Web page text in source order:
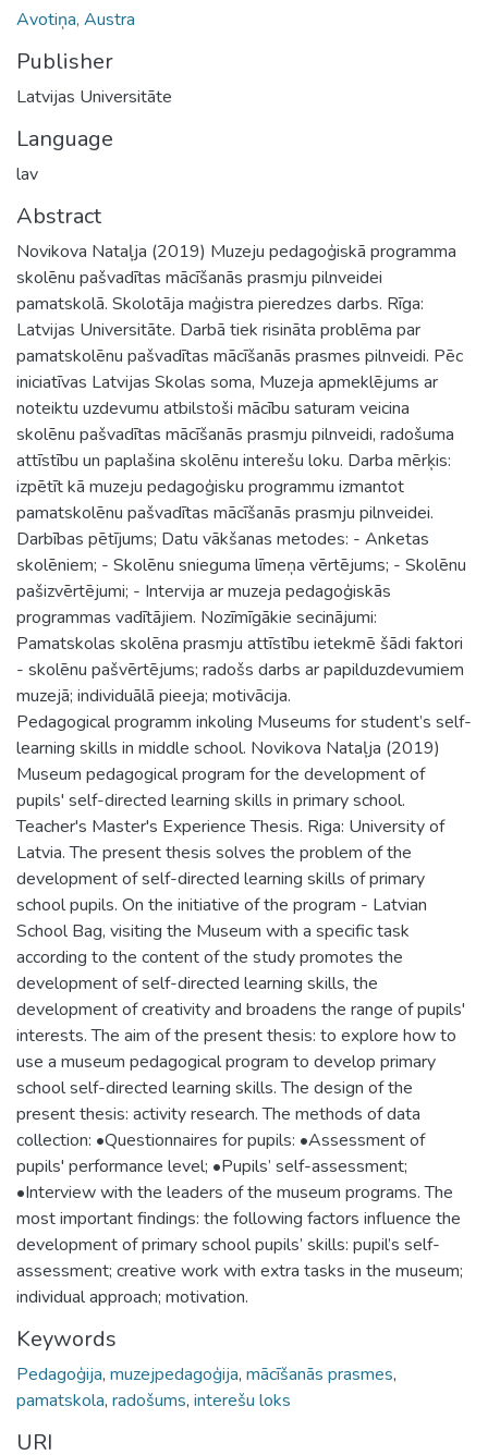
Avotiņa, Austra
Publisher
Latvijas Universitāte
Language
lav
Abstract
Novikova Nataļja (2019) Muzeju pedagoģiskā programma
skolēnu pašvadītas mācīšanās prasmju pilnveidei
pamatskolā. Skolotāja maģistra pieredzes darbs. Rīga:
Latvijas Universitāte. Darbā tiek risināta problēma par
pamatskolēnu pašvadītas mācīšanās prasmes pilnveidi. Pēc
iniciatīvas Latvijas Skolas soma, Muzeja apmeklējums ar
noteiktu uzdevumu atbilstoši mācību saturam veicina
skolēnu pašvadītas mācīšanās prasmju pilnveidi, radošuma
attīstību un paplašina skolēnu interešu loku. Darba mērķis:
izpētīt kā muzeju pedagoģisku programmu izmantot
pamatskolēnu pašvadītas mācīšanās prasmju pilnveidei.
Darbības pētījums; Datu vākšanas metodes: - Anketas
skolēniem; - Skolēnu snieguma līmeņa vērtējums; - Skolēnu
pašizvērtējumi; - Intervija ar muzeja pedagoģiskās
programmas vadītājiem. Nozīmīgākie secinājumi:
Pamatskolas skolēna prasmju attīstību ietekmē šādi faktori
- skolēnu pašvērtējums; radošs darbs ar papilduzdevumiem
muzejā; individuālā pieeja; motivācija.
Pedagogical programm inkoling Museums for student’s self-
learning skills in middle school. Novikova Nataļja (2019)
Museum pedagogical program for the development of
pupils' self-directed learning skills in primary school.
Teacher's Master's Experience Thesis. Riga: University of
Latvia. The present thesis solves the problem of the
development of self-directed learning skills of primary
school pupils. On the initiative of the program - Latvian
School Bag, visiting the Museum with a specific task
according to the content of the study promotes the
development of self-directed learning skills, the
development of creativity and broadens the range of pupils'
interests. The aim of the present thesis: to explore how to
use a museum pedagogical program to develop primary
school self-directed learning skills. The design of the
present thesis: activity research. The methods of data
collection: •Questionnaires for pupils: •Assessment of
pupils' performance level; •Pupils’ self-assessment;
•Interview with the leaders of the museum programs. The
most important findings: the following factors influence the
development of primary school pupils’ skills: pupil’s self-
assessment; creative work with extra tasks in the museum;
individual approach; motivation.
Keywords
Pedagoģija, muzejpedagoģija, mācīšanās prasmes,
pamatskola, radošums, interešu loks
URI